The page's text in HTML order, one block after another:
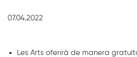
07.04.2022
Les Arts oferirà de manera